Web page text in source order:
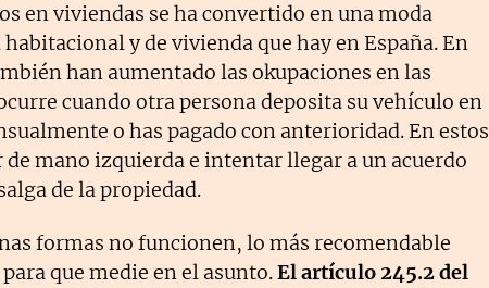
en viviendas se ha convertido en una moda
y de vivienda que hay en España. En
han aumentado las okupaciones en las
cuando otra persona deposita su vehículo en
o has pagado con anterioridad. En estos
mano izquierda e intentar llegar a un acuerdo
de la propiedad.
formas no funcionen, lo más recomendable
que medie en el asunto.El artículo 245.2 del